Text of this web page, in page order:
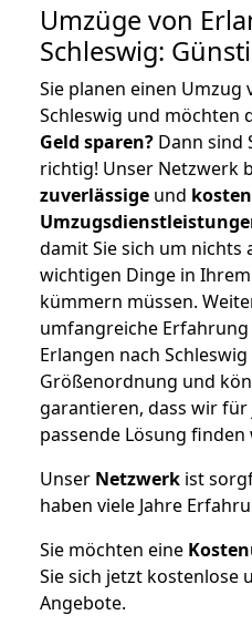
Umzüge von
Schleswig:
Sie planen einen Umzug
Schleswig und möchten
Geld sparen? Dann sind
richtig! Unser Netzwerk
zuverlässige und
damit Sie sich um nichts
wichtigen Dinge in
kümmern müssen.
umfangreiche
Erlangen nach
Größenordnung und
garantieren, dass wir für
passende Lösung finden
Unser Netzwerk ist
haben viele Jahre
Sie möchten eine
Sie sich jetzt kostenlose
Angebote.